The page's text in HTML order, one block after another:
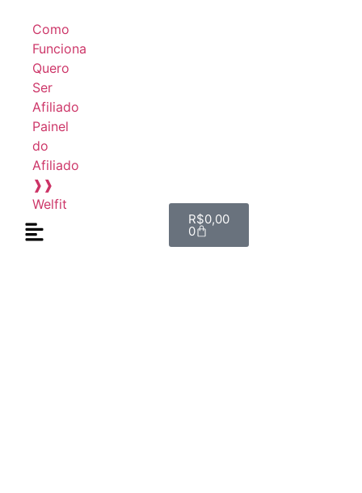
Como
Funciona
Quero
Ser
Afiliado
Painel
do
Afiliado
❱❱
Welfit
R$0,00
0